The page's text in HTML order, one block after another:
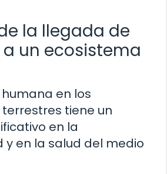
la llegada de
un ecosistema
en los
tiene un
en la
y en la salud del medio